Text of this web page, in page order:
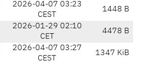
2026-04-07 03:23
CEST
1448 B
2026-01-29 02:10
CET
4478 B
2026-04-07 03:27
CEST
1347 KiB